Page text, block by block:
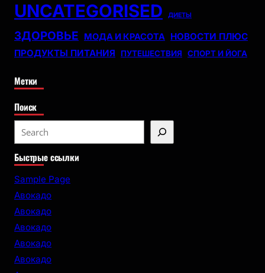
UNCATEGORISED ДИЕТЫ
ЗДОРОВЬЕ МОДА И КРАСОТА НОВОСТИ ПЛЮС
ПРОДУКТЫ ПИТАНИЯ
ПУТЕШЕСТВИЯ СПОРТ И ЙОГА
Метки
Поиск
e
a
r
Быстрые ссылки
Sample Page
Авокадо
Авокадо
Авокадо
Авокадо
Авокадо